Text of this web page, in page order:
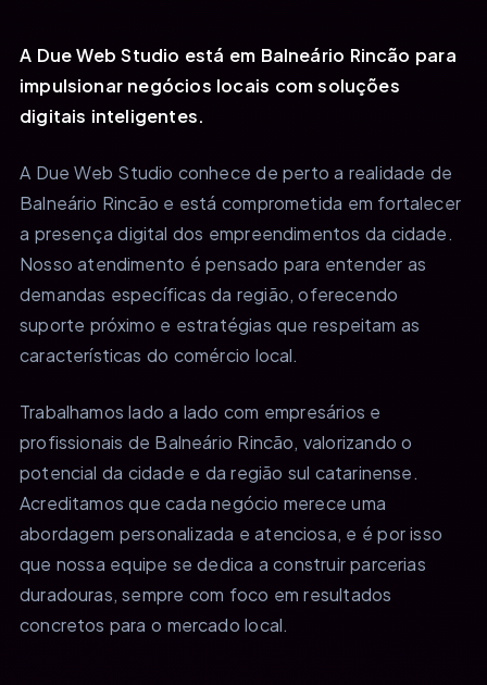
A Due Web Studio está em Balneário Rincão para
impulsionar negócios locais com soluções
digitais inteligentes.
A Due Web Studio conhece de perto a realidade de
Balneário Rincão e está comprometida em fortalecer
a presença digital dos empreendimentos da cidade.
Nosso atendimento é pensado para entender as
demandas específicas da região, oferecendo
suporte próximo e estratégias que respeitam as
características do comércio local.
Trabalhamos lado a lado com empresários e
profissionais de Balneário Rincão, valorizando o
potencial da cidade e da região sul catarinense.
Acreditamos que cada negócio merece uma
abordagem personalizada e atenciosa, e é por isso
que nossa equipe se dedica a construir parcerias
duradouras, sempre com foco em resultados
concretos para o mercado local.